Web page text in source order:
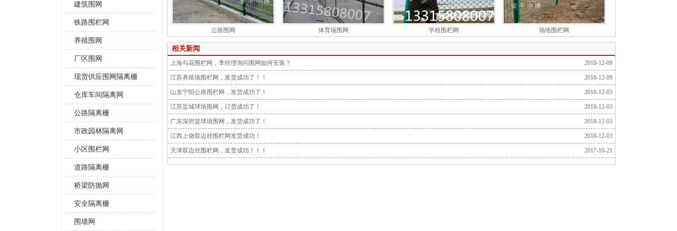
建筑围网
铁路围栏网
养殖围网
厂区围网
现货供应围网隔离栅
仓库车间隔离网
公路隔离栅
市政园林隔离网
小区围栏网
道路隔离栅
桥梁防抛网
安全隔离栅
围墙网
公路围网 体育场围网 学校围栏网 场地围栏网
相关新闻
2018-12-09
上海勾花围栏网，李经理询问围网如何安装？
2018-12-09
江苏养殖场围栏网，发货成功了！！
2018-12-03
山东宁阳公路围栏网，发货成功了！
2018-12-03
江苏盐城球场围网，订货成功了！
2018-12-03
广东深圳篮球场围网，发货成功了！
2018-12-03
江西上饶双边丝围栏网发货成功！
2017-10-21
天津双边丝围栏网，发货成功！！！